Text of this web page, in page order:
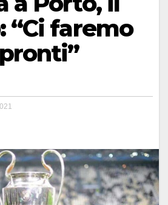
“Ci faremo